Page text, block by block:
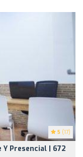
5 (17)
Presencial | 672